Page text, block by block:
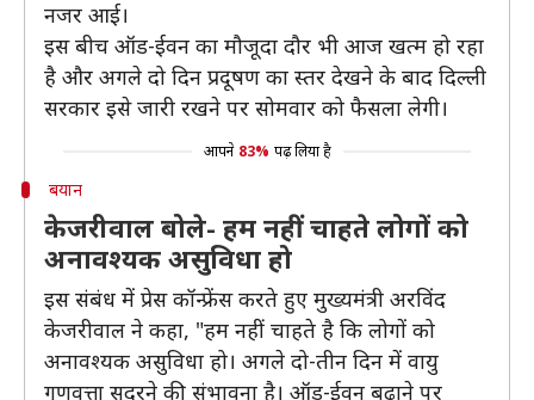
नजर आई।
इस बीच ऑड-ईवन का मौजूदा दौर भी आज खत्म हो रहा
है और अगले दो दिन प्रदूषण का स्तर देखने के बाद दिल्ली
सरकार इसे जारी रखने पर सोमवार को फैसला लेगी।
आपने 83% पढ़ लिया है
बयान
केजरीवाल बोले- हम नहीं चाहते लोगों को
अनावश्यक असुविधा हो
इस संबंध में प्रेस कॉन्फ्रेंस करते हुए मुख्यमंत्री अरविंद
केजरीवाल ने कहा, "हम नहीं चाहते है कि लोगों को
अनावश्यक असुविधा हो। अगले दो-तीन दिन में वायु
गुणवत्ता सुदरने की संभावना है। ऑड-ईवन बढ़ाने पर